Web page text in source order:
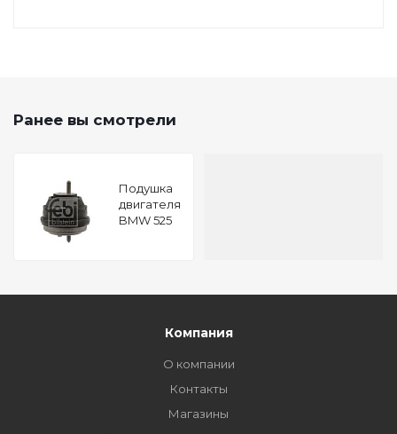
Ранее вы смотрели
Подушкa
двигателя
BMW 525
Компания
О компании
Контакты
Магазины